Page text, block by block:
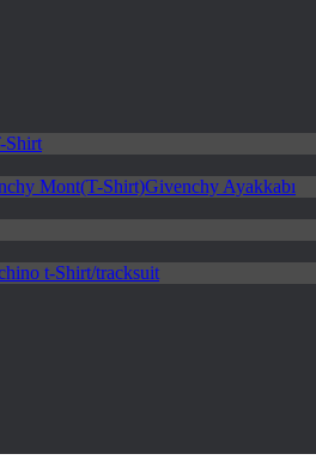
Shirt
Mont(T-Shirt)Givenchy Ayakkabı
t-Shirt/tracksuit